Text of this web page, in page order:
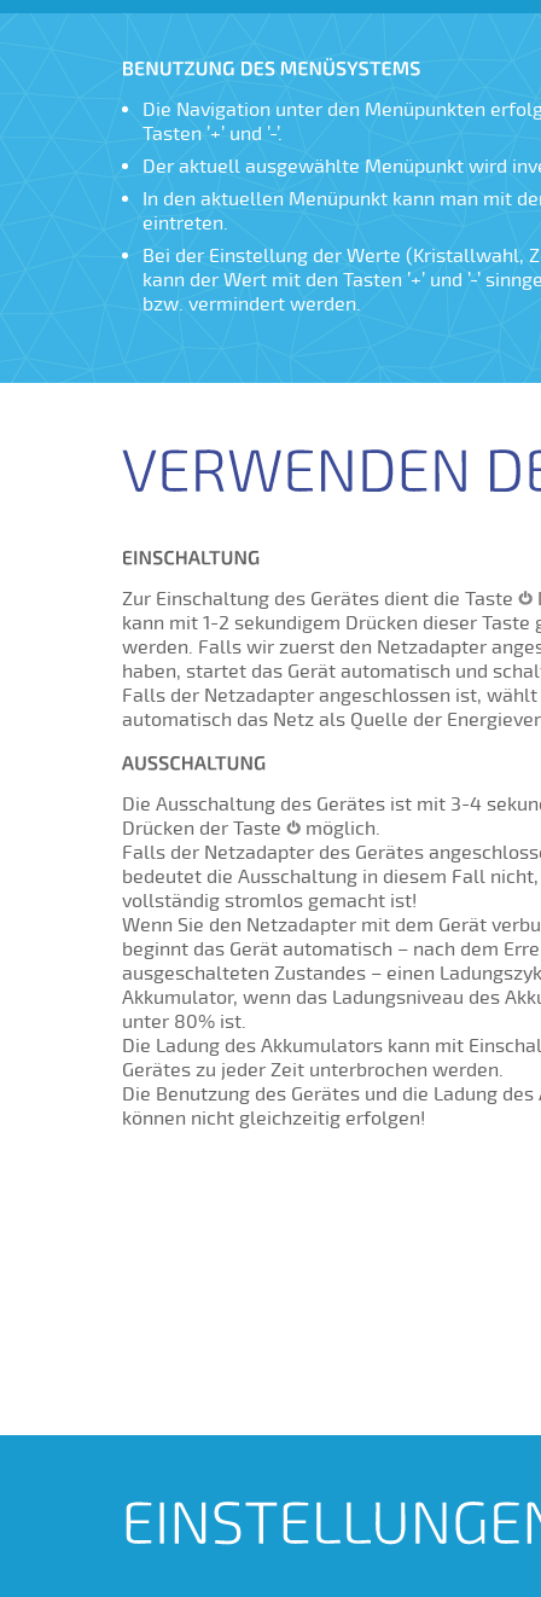
Die Navigation unter den Menüpunkten
Tasten ’+’ und ’-’.
Der aktuell ausgewählte Menüpunkt wird
In den aktuellen Menüpunkt kann man mit der
eintreten.
Bei der Einstellung der Werte (Kristallwahl,
kann der Wert mit den Tasten ’+’ und ’-’
bzw. vermindert werden.
Zur Einschaltung des Gerätes dient die Taste
kann mit 1-2 sekundigem Drücken dieser Taste
werden. Falls wir zuerst den Netzadapter
haben, startet das Gerät automatisch und
Falls der Netzadapter angeschlossen ist, wählt
automatisch das Netz als Quelle der
Die Ausschaltung des Gerätes ist mit 3-4
Drücken der Taste
möglich.
Falls der Netzadapter des Gerätes
bedeutet die Ausschaltung in diesem Fall
vollständig stromlos gemacht ist!
Wenn Sie den Netzadapter mit dem Gerät
beginnt das Gerät automatisch – nach dem
ausgeschalteten Zustandes – einen
Akkumulator, wenn das Ladungsniveau des
unter 80% ist.
Die Ladung des Akkumulators kann mit
Gerätes zu jeder Zeit unterbrochen werden.
Die Benutzung des Gerätes und die Ladung
können nicht gleichzeitig erfolgen!